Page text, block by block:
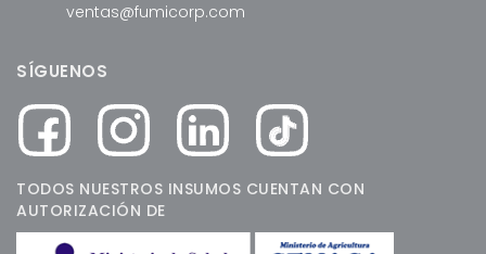
ventas@fumicorp.com
SÍGUENOS
TODOS NUESTROS INSUMOS CUENTAN CON
AUTORIZACIÓN DE